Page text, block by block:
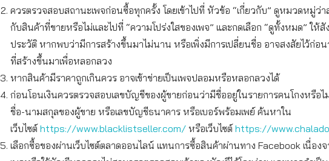
ควรตรวจสอบสถานะเพจก่อนซื้อทุกครั้ง โดยเข้าไปที่ หัวข้อ “เกี่ยวกับ” ดูหมวดหมู่ว่า
กับสินค้าที่ขายหรือไม่และไปที่ “ความโปร่งใสของเพจ” และกดเลือก “ดูทั้งหมด” ให้สั
ประวัติ หากพบว่ามีการสร้างขึ้นมาไม่นาน หรือเพิ่งมีการเปลี่ยนชื่อ อาจสงสัยไว้ก่อน
ที่สร้างขึ้นมาเพื่อหลอกลวง
หากสินค้ามีราคาถูกเกินควร อาจเข้าข่ายเป็นเพจปลอมหรือหลอกลวงได้
ก่อนโอนเงินควรตรวจสอบเลขบัญชีของผู้ขายก่อนว่ามีชื่ออยู่ในรายการคนโกงหรือไ
ชื่อ-นามสกุลของผู้ขาย หรือเลขบัญชีธนาคาร หรือเบอร์พร้อมเพย์ ค้นหาใน
เว็บไซต์ https://www.blacklistseller.com/ หรือเว็บไซต์ https://
เลือกซื้อของผ่านเว็บไซต์ตลาดออนไลน์ แทนการซื้อสินค้าผ่านทาง Facebook เนื่องจ